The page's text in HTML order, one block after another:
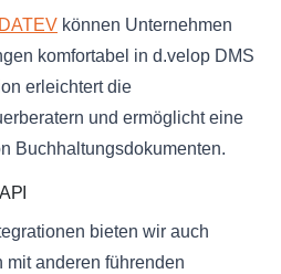
DATEV können Unternehmen
komfortabel in d.velop DMS
erleichtert die
und ermöglicht eine
Buchhaltungsdokumenten.
bieten wir auch
mit anderen führenden